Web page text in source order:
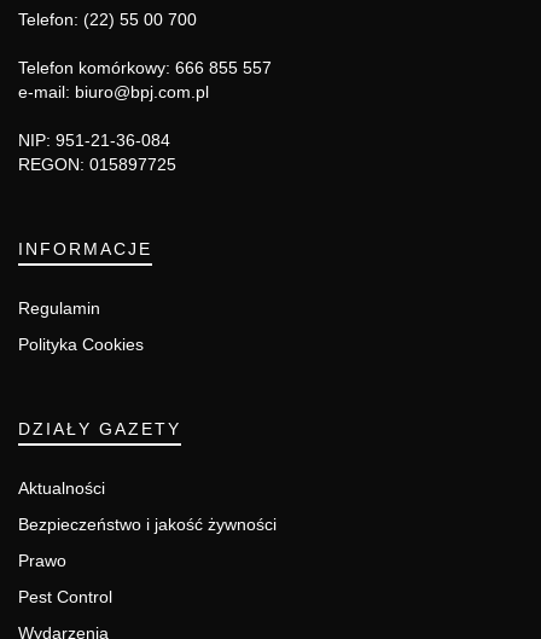
Telefon: (22) 55 00 700
Telefon komórkowy: 666 855 557
e-mail: biuro@bpj.com.pl
NIP: 951-21-36-084
REGON: 015897725
INFORMACJE
Regulamin
Polityka Cookies
DZIAŁY GAZETY
Aktualności
Bezpieczeństwo i jakość żywności
Prawo
Pest Control
Wydarzenia